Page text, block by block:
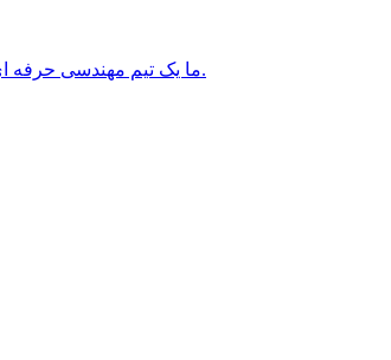
ما یک تیم مهندسی حرفه ای داریم که برای هر یک از نیازهای دقیق خدمت می کند. برای آگاهی از حقایق بیشتری ممکن است نمونه های رایگان برای شما شخصاً ارسال شود.